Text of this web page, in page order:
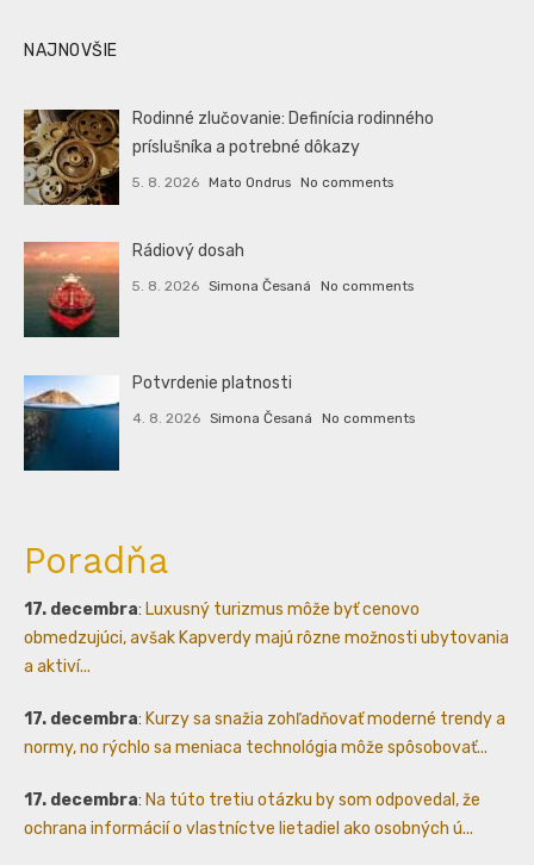
NAJNOVŠIE
Rodinné zlučovanie: Definícia rodinného
príslušníka a potrebné dôkazy
5. 8. 2026 Mato Ondrus No comments
Rádiový dosah
5. 8. 2026 Simona Česaná No comments
Potvrdenie platnosti
4. 8. 2026 Simona Česaná No comments
Poradňa
17. decembra: Luxusný turizmus môže byť cenovo
obmedzujúci, avšak Kapverdy majú rôzne možnosti ubytovania
a aktiví...
17. decembra: Kurzy sa snažia zohľadňovať moderné trendy a
normy, no rýchlo sa meniaca technológia môže spôsobovať...
17. decembra: Na túto tretiu otázku by som odpovedal, že
ochrana informácií o vlastníctve lietadiel ako osobných ú...